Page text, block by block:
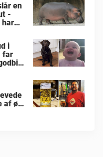
tro
en
-
har
i
far
af øl i